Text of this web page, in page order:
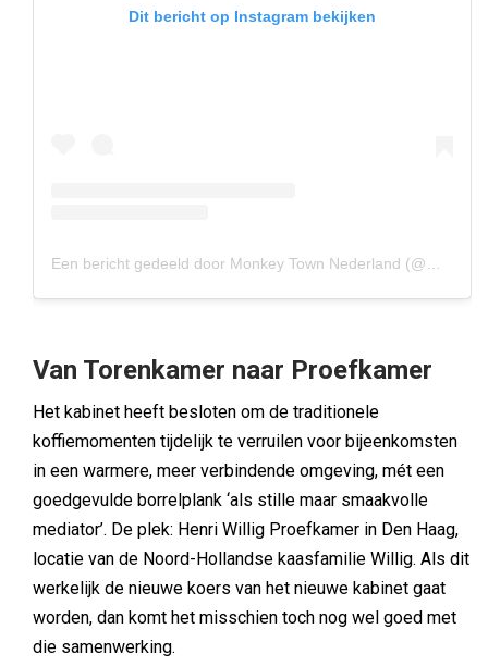
Dit bericht op Instagram bekijken
Van Torenkamer naar Proefkamer
Het kabinet heeft besloten om de traditionele
koffiemomenten tijdelijk te verruilen voor bijeenkomsten
in een warmere, meer verbindende omgeving, mét een
goedgevulde borrelplank ‘als stille maar smaakvolle
mediator’. De plek: Henri Willig Proefkamer in Den Haag,
locatie van de Noord-Hollandse kaasfamilie Willig. Als dit
werkelijk de nieuwe koers van het nieuwe kabinet gaat
worden, dan komt het misschien toch nog wel goed met
die samenwerking.